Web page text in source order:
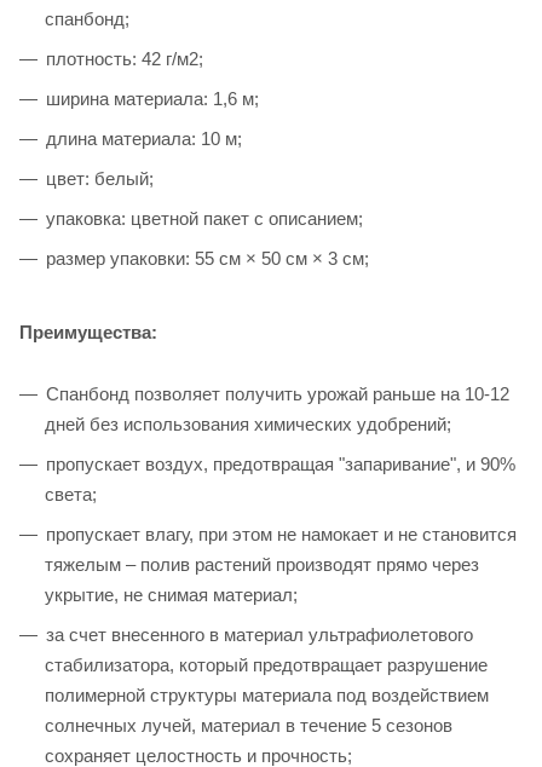
спанбонд;
плотность: 42 г/м2;
ширина материала: 1,6 м;
длина материала: 10 м;
цвет: белый;
упаковка: цветной пакет с описанием;
размер упаковки: 55 см × 50 см × 3 см;
Преимущества:
Спанбонд позволяет получить урожай раньше на 10-12
дней без использования химических удобрений;
пропускает воздух, предотвращая "запаривание", и 90%
света;
пропускает влагу, при этом не намокает и не становится
тяжелым – полив растений производят прямо через
укрытие, не снимая материал;
за счет внесенного в материал ультрафиолетового
стабилизатора, который предотвращает разрушение
полимерной структуры материала под воздействием
солнечных лучей, материал в течение 5 сезонов
сохраняет целостность и прочность;